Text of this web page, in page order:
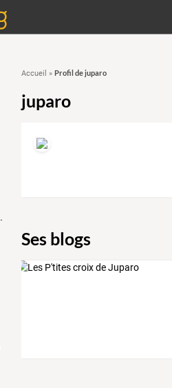
Accueil » Profil de juparo
juparo
Ses blogs